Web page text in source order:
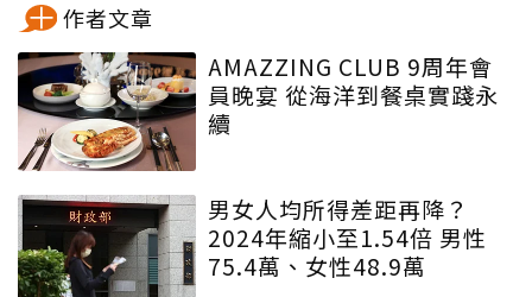
作者文章
AMAZZING CLUB 9周年會
員晚宴 從海洋到餐桌實踐永
續
男女人均所得差距再降？
2024年縮小至1.54倍 男性
75.4萬、女性48.9萬